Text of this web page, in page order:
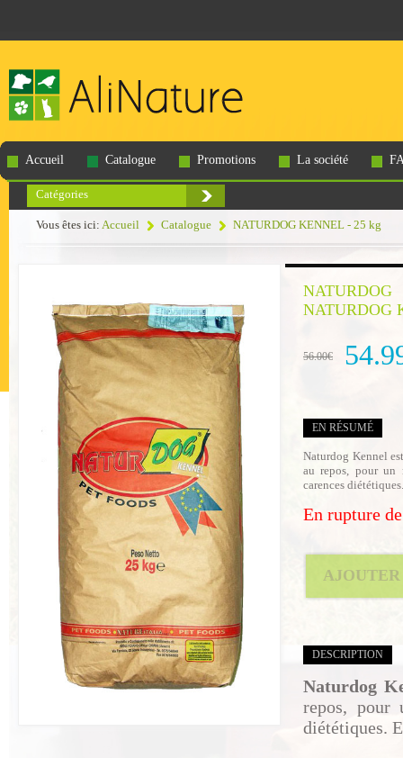
Accueil Catalogue Promotions La société
Catégories
Vous êtes ici: Accueil Catalogue NATURDOG KENNEL - 25 kg
NATURDOG
NATURDOG
56.00€
EN RÉSUMÉ
Naturdog Kennel
au repos, pour un
carences
En rupture
DESCRIPTION
Naturdog
repos, pour
diététiques.